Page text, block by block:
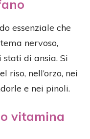
essenziale che
nervoso,
di ansia. Si
riso, nell’orzo, nei
e nei pinoli.
vitamina